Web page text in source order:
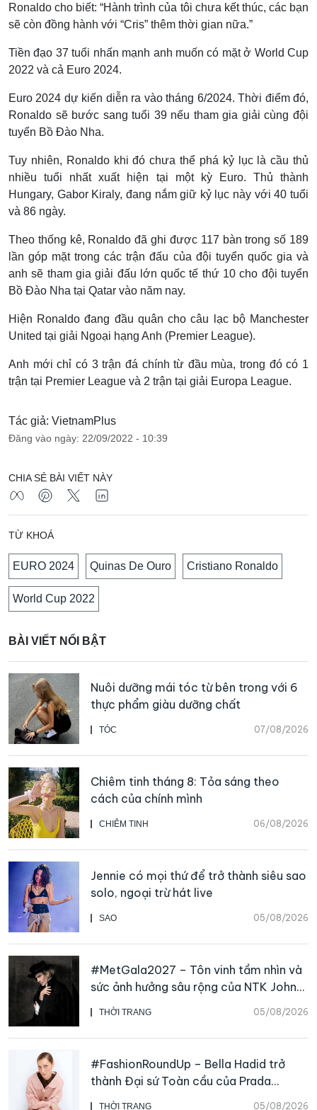
Ronaldo cho biết: “Hành trình của tôi chưa kết thúc, các bạn
sẽ còn đồng hành với “Cris” thêm thời gian nữa.”
Tiền đạo 37 tuổi nhấn mạnh anh muốn có mặt ở World Cup
2022 và cả Euro 2024.
Euro 2024 dự kiến diễn ra vào tháng 6/2024. Thời điểm đó,
Ronaldo sẽ bước sang tuổi 39 nếu tham gia giải cùng đội
tuyển Bồ Đào Nha.
Tuy nhiên, Ronaldo khi đó chưa thể phá kỷ lục là cầu thủ
nhiều tuổi nhất xuất hiện tại một kỳ Euro. Thủ thành
Hungary, Gabor Kiraly, đang nắm giữ kỷ lục này với 40 tuổi
và 86 ngày.
Theo thống kê, Ronaldo đã ghi được 117 bàn trong số 189
lần góp mặt trong các trận đấu của đội tuyển quốc gia và
anh sẽ tham gia giải đấu lớn quốc tế thứ 10 cho đội tuyển
Bồ Đào Nha tại Qatar vào năm nay.
Hiện Ronaldo đang đầu quân cho câu lạc bộ Manchester
United tại giải Ngoại hạng Anh (Premier League).
Anh mới chỉ có 3 trận đá chính từ đầu mùa, trong đó có 1
trận tại Premier League và 2 trận tại giải Europa League.
Tác giả: VietnamPlus
Đăng vào ngày: 22/09/2022 - 10:39
CHIA SẺ BÀI VIẾT NÀY
TỪ KHOÁ
EURO 2024 Quinas De Ouro Cristiano Ronaldo
World Cup 2022
BÀI VIẾT NỔI BẬT
TÓC 07/08/2026
Nuôi dưỡng mái tóc từ bên trong với 6
thực phẩm giàu dưỡng chất
CHIÊM TINH 06/08/2026
Chiêm tinh tháng 8: Tỏa sáng theo
cách của chính mình
SAO 05/08/2026
Jennie có mọi thứ để trở thành siêu sao
solo, ngoại trừ hát live
THỜI TRANG 05/08/2026
#MetGala2027 – Tôn vinh tầm nhìn và
sức ảnh hưởng sâu rộng của NTK John
Galliano
THỜI TRANG 05/08/2026
#FashionRoundUp – Bella Hadid trở
thành Đại sứ Toàn cầu của Prada
Beauty, CHANEL mua lại Charvet